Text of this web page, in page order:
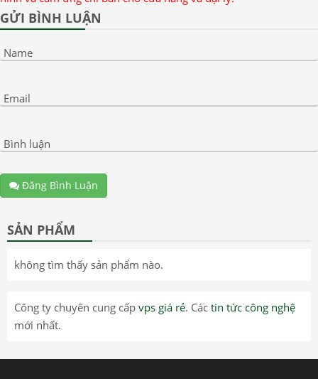
GỬI BÌNH LUẬN
Name
Email
Bình luận
Đăng Bình Luận
SẢN PHẨM
không tìm thấy sản phẩm nào.
Công ty chuyên cung cấp vps giá rẻ. Các tin tức công nghệ
mới nhất.